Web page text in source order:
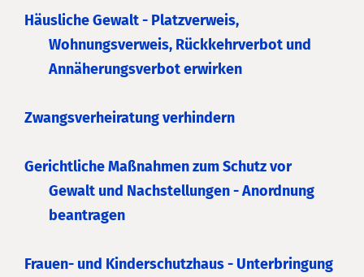
Häusliche Gewalt - Platzverweis,
Wohnungsverweis, Rückkehrverbot und
Annäherungsverbot erwirken
Zwangsverheiratung verhindern
Gerichtliche Maßnahmen zum Schutz vor
Gewalt und Nachstellungen - Anordnung
beantragen
Frauen- und Kinderschutzhaus - Unterbringung